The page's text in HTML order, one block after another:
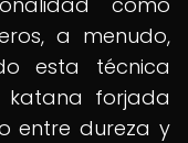
a menudo,
esta técnica
forjada
entre dureza y